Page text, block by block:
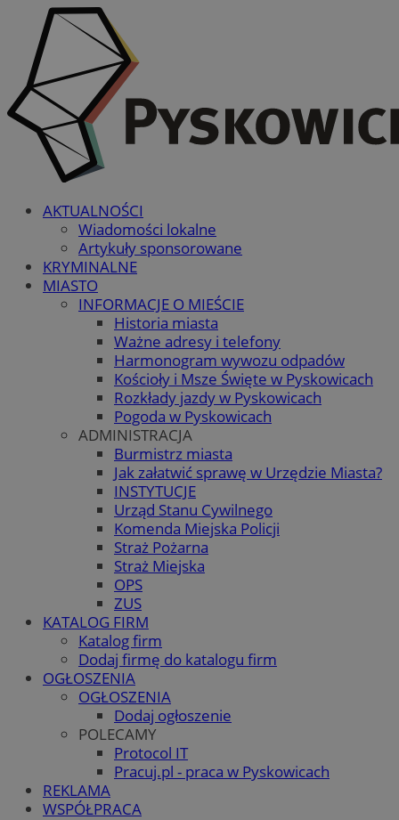
AKTUALNOŚCI
Wiadomości lokalne
Artykuły sponsorowane
KRYMINALNE
MIASTO
INFORMACJE O MIEŚCIE
Historia miasta
Ważne adresy i telefony
Harmonogram wywozu odpadów
Kościoły i Msze Święte w Pyskowicach
Rozkłady jazdy w Pyskowicach
Pogoda w Pyskowicach
ADMINISTRACJA
Burmistrz miasta
Jak załatwić sprawę w Urzędzie Miasta?
INSTYTUCJE
Urząd Stanu Cywilnego
Komenda Miejska Policji
Straż Pożarna
Straż Miejska
OPS
ZUS
KATALOG FIRM
Katalog firm
Dodaj firmę do katalogu firm
OGŁOSZENIA
OGŁOSZENIA
Dodaj ogłoszenie
POLECAMY
Protocol IT
Pracuj.pl - praca w Pyskowicach
REKLAMA
WSPÓŁPRACA